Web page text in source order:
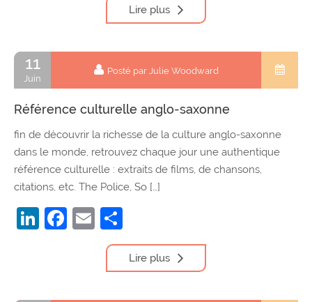
Lire plus
11
Juin
Posté par Julie Woodward
Référence culturelle anglo-saxonne
fin de découvrir la richesse de la culture anglo-saxonne
dans le monde, retrouvez chaque jour une authentique
référence culturelle : extraits de films, de chansons,
citations, etc. The Police, So […]
LinkedIn
Facebook
Email
Lire plus